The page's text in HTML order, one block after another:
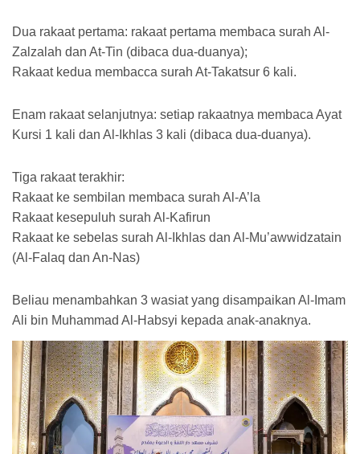
Dua rakaat pertama: rakaat pertama membaca surah Al-
Zalzalah dan At-Tin (dibaca dua-duanya);
Rakaat kedua membacca surah At-Takatsur 6 kali.
Enam rakaat selanjutnya: setiap rakaatnya membaca Ayat
Kursi 1 kali dan Al-Ikhlas 3 kali (dibaca dua-duanya).
Tiga rakaat terakhir:
Rakaat ke sembilan membaca surah Al-A’la
Rakaat kesepuluh surah Al-Kafirun
Rakaat ke sebelas surah Al-Ikhlas dan Al-Mu’awwidzatain
(Al-Falaq dan An-Nas)
Beliau menambahkan 3 wasiat yang disampaikan Al-Imam
Ali bin Muhammad Al-Habsyi kepada anak-anaknya.